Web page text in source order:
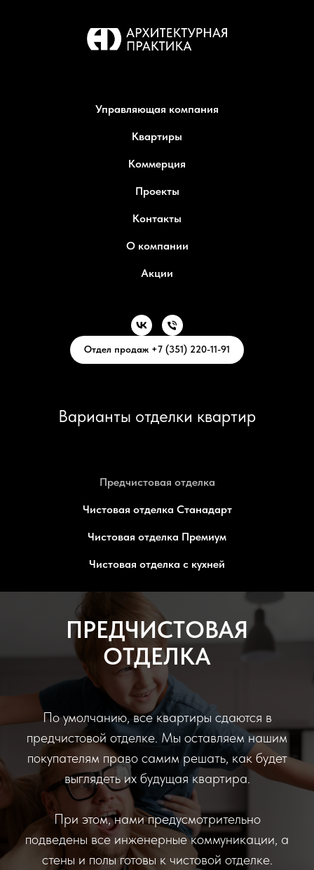
Управляющая компания
Квартиры
Коммерция
Проекты
Контакты
О компании
Акции
Отдел продаж +7 (351) 220-11-91
Варианты отделки квартир
Предчистовая отделка
Чистовая отделка Станадарт
Чистовая отделка Премиум
Чистовая отделка с кухней
ПРЕДЧИСТОВАЯ
ОТДЕЛКА
По умолчанию, все квартиры сдаются в
предчистовой отделке. Мы оставляем нашим
покупателям право самим решать, как будет
выглядеть их будущая квартира.
При этом, нами предусмотрительно
подведены все инженерные коммуникации, а
стены и полы готовы к чистовой отделке.